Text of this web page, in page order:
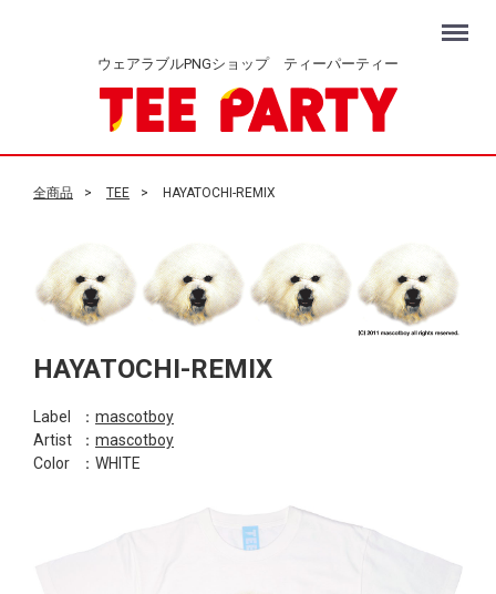
ウェアラブルPNGショップ ティーパーティー
Menu
全商品 TEE HAYATOCHI-REMIX
HAYATOCHI-REMIX
Label ： mascotboy
Artist
： mascotboy
Color
：WHITE